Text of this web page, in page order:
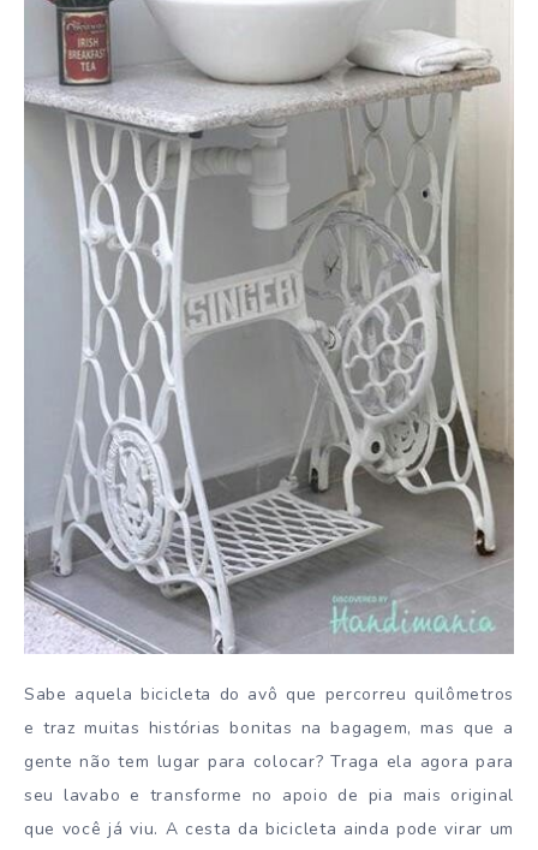
Sabe aquela bicicleta do avô que percorreu quilômetros
e traz muitas histórias bonitas na bagagem, mas que a
gente não tem lugar para colocar? Traga ela agora para
seu lavabo e transforme no apoio de pia mais original
que você já viu. A cesta da bicicleta ainda pode virar um